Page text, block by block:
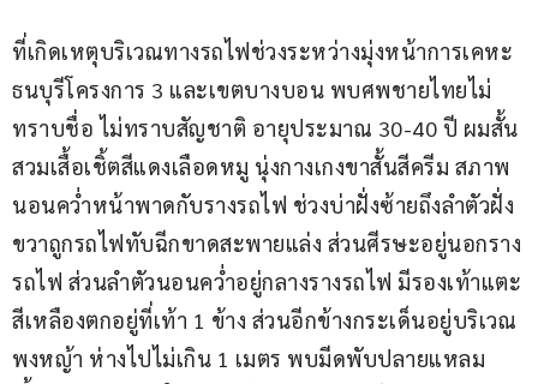
ที่เกิดเหตุบริเวณทางรถไฟช่วงระหว่างมุ่งหน้าการเคหะ
ธนบุรีโครงการ 3 และเขตบางบอน พบศพชายไทยไม่
ทราบชื่อ ไม่ทราบสัญชาติ อายุประมาณ 30-40 ปี ผมสั้น
สวมเสื้อเชิ้ตสีแดงเลือดหมู นุ่งกางเกงขาสั้นสีครีม สภาพ
นอนคว่ำหน้าพาดกับรางรถไฟ ช่วงบ่าฝั่งซ้ายถึงลำตัวฝั่ง
ขวาถูกรถไฟทับฉีกขาดสะพายแล่ง ส่วนศีรษะอยู่นอกราง
รถไฟ ส่วนลำตัวนอนคว่ำอยู่กลางรางรถไฟ มีรองเท้าแตะ
สีเหลืองตกอยู่ที่เท้า 1 ข้าง ส่วนอีกข้างกระเด็นอยู่บริเวณ
พงหญ้า ห่างไปไม่เกิน 1 เมตร พบมีดพับปลายแหลม